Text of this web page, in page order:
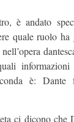
è andato
quale ruolo ha
informazioni
è:
ci dicono che